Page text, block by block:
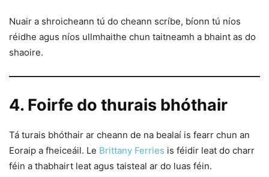
Nuair a shroicheann tú do cheann scríbe, bíonn tú níos
réidhe agus níos ullmhaithe chun taitneamh a bhaint as do
shaoire.
4. Foirfe do thurais bhóthair
Tá turais bhóthair ar cheann de na bealaí is fearr chun an
Eoraip a fheiceáil. Le Brittany Ferries is féidir leat do charr
féin a thabhairt leat agus taisteal ar do luas féin.